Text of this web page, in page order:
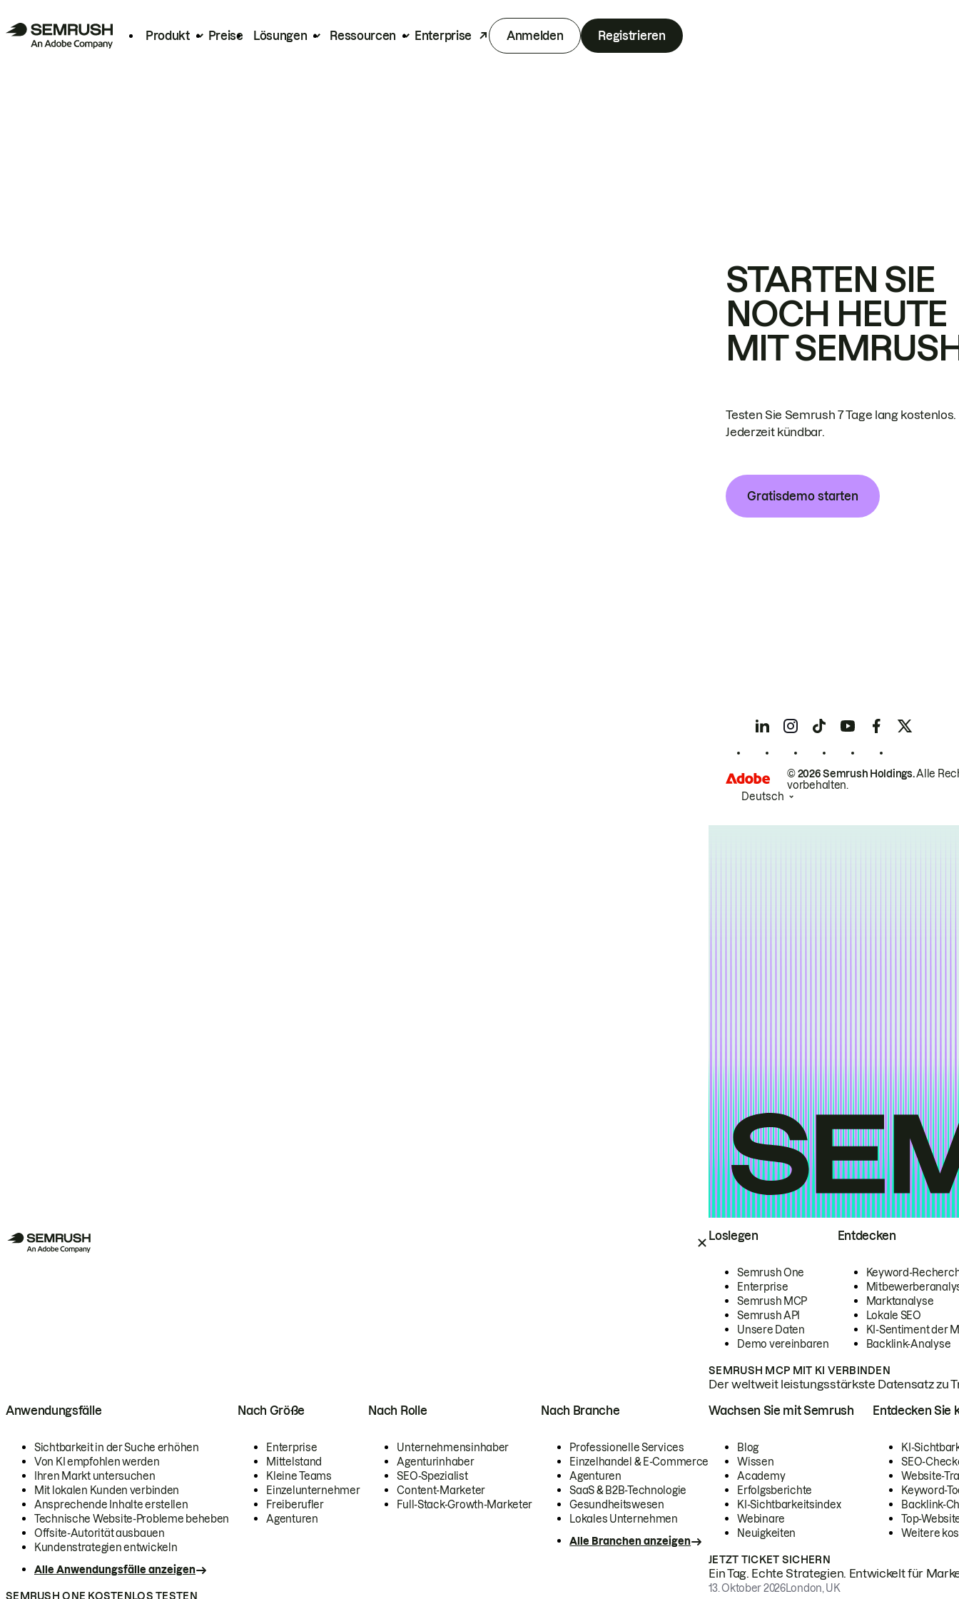
Produkt Preise Lösungen Ressourcen Enterprise Anmelden Registrieren
Loslegen
Semrush One
Enterprise
Semrush MCP
Semrush API
Unsere Daten
Demo vereinbaren
Entdecken
Keyword-
Marktanalyse
Lokale SEO
KI-Sentiment der
Backlink-Analyse
SEMRUSH MCP MIT KI VERBINDEN
Der weltweit leistungsstärkste Datensatz zu
Anwendungsfälle
Sichtbarkeit in der Suche erhöhen
Von KI empfohlen werden
Ihren Markt untersuchen
Mit lokalen Kunden verbinden
Ansprechende Inhalte erstellen
Technische Website-Probleme beheben
Offsite-Autorität ausbauen
Kundenstrategien entwickeln
Alle Anwendungsfälle anzeigen
Nach Größe
Enterprise
Mittelstand
Kleine Teams
Einzelunternehmer
Freiberufler
Agenturen
Nach Rolle
Unternehmensinhaber
Agenturinhaber
SEO-Spezialist
Content-Marketer
Full-Stack-Growth-Marketer
Nach Branche
Professionelle Services
Einzelhandel & E-Commerce
Agenturen
SaaS & B2B-Technologie
Gesundheitswesen
Lokales Unternehmen
Alle Branchen anzeigen
SEMRUSH ONE KOSTENLOS TESTEN
Wachsen Sie mit Semrush
Blog
Wissen
Academy
Erfolgsberichte
KI-Sichtbarkeitsindex
Webinare
Neuigkeiten
Entdecken Sie
KI-
SEO-
Website-
Keyword-
Backlink-
Top-
Weitere
JETZT TICKET SICHERN
Ein Tag. Echte Strategien. Entwickelt für
13. Oktober 2026London, UK
STARTEN SIE
NOCH HEUTE
MIT
Testen Sie Semrush 7 Tage lang kostenlos.
Jederzeit kündbar.
Gratisdemo starten
© 2026 Semrush Holdings.Alle
vorbehalten.
Deutsch